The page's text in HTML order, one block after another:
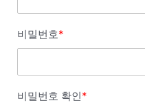
비밀번호*
비밀번호 확인*